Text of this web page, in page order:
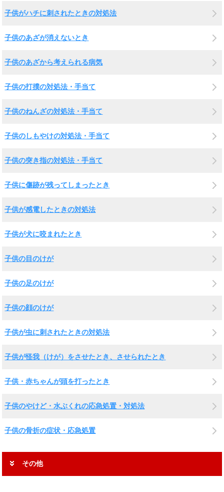
子供がハチに刺されたときの対処法
子供のあざが消えないとき
子供のあざから考えられる病気
子供の打撲の対処法・手当て
子供のねんざの対処法・手当て
子供のしもやけの対処法・手当て
子供の突き指の対処法・手当て
子供に傷跡が残ってしまったとき
子供が感電したときの対処法
子供が犬に咬まれたとき
子供の目のけが
子供の足のけが
子供の顔のけが
子供が虫に刺されたときの対処法
子供が怪我（けが）をさせたとき、させられたとき
子供・赤ちゃんが頭を打ったとき
子供のやけど・水ぶくれの応急処置・対処法
子供の骨折の症状・応急処置
その他